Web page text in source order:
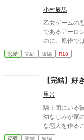
小村辰馬
乙女ゲームの
であるアーロ
のに、原作で
い、居心地の
ば彼の代わり
恋愛 完結 短編 R18
【完結】好
里音
騎士団にいる
幼なじみが家
な恋人を作る
た。 そんな彼
恋愛 完結 短編